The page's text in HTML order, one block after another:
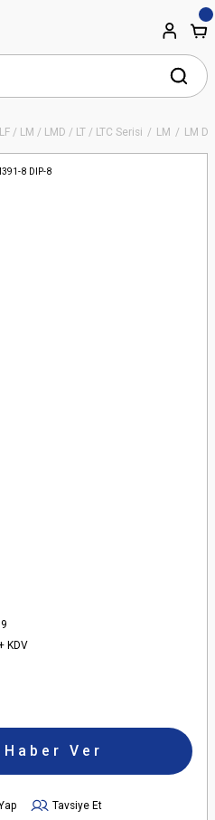
/ LM / LMD / LT / LTC Serisi LM LM
KDV
Ver
Tavsiye Et